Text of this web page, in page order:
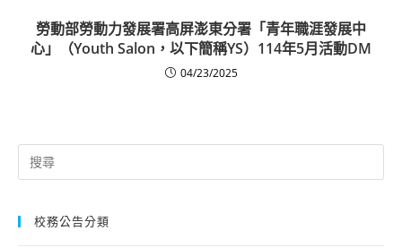
勞動部勞動力發展署高屏澎東分署「青年職涯發展中
心」（Youth Salon，以下簡稱YS）114年5月活動DM
04/23/2025
Search
for:
校務公告分類